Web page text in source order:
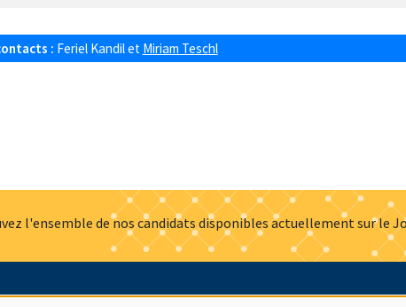
: Feriel Kandilet Miriam Teschl
l'ensemble de nos candidats disponibles actuellement sur le
Actualités Offres d'emploi Presse Mentions légales